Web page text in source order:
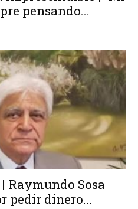
pensando...
Raymundo Sosa
pedir dinero...